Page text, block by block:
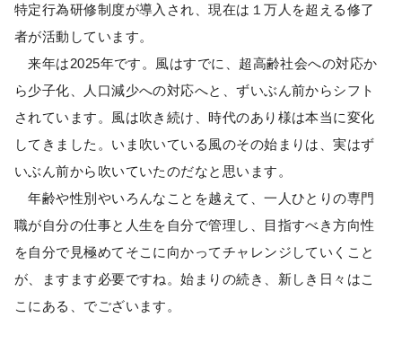
特定行為研修制度が導入され、現在は１万人を超える修了
者が活動しています。
来年は2025年です。風はすでに、超高齢社会への対応か
ら少子化、人口減少への対応へと、ずいぶん前からシフト
されています。風は吹き続け、時代のあり様は本当に変化
してきました。いま吹いている風のその始まりは、実はず
いぶん前から吹いていたのだなと思います。
年齢や性別やいろんなことを越えて、一人ひとりの専門
職が自分の仕事と人生を自分で管理し、目指すべき方向性
を自分で見極めてそこに向かってチャレンジしていくこと
が、ますます必要ですね。始まりの続き、新しき日々はこ
こにある、でございます。